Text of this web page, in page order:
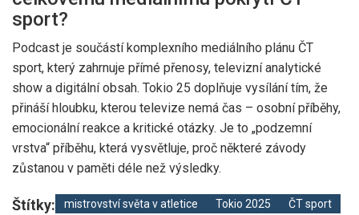
sport?
Podcast je součástí komplexního mediálního plánu ČT
sport, který zahrnuje přímé přenosy, televizní analytické
show a digitální obsah. Tokio 25 doplňuje vysílání tím, že
přináší hloubku, kterou televize nemá čas – osobní příběhy,
emocionální reakce a kritické otázky. Je to „podzemní
vrstva“ příběhu, která vysvětluje, proč některé závody
zůstanou v paměti déle než výsledky.
Štítky: mistrovství světa v atletice Tokio 2025
ČT sport